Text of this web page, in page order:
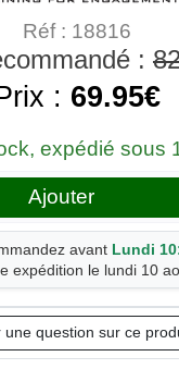
Réf : 18816
:
: 69.95€
expédié sous
Ajouter
avant Lundi
expédition le lundi 10
une question sur ce